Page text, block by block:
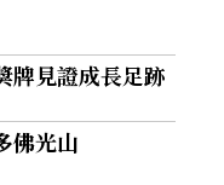
見證成長足跡
佛光山